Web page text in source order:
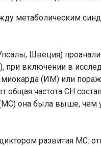
метаболическим
Швеция)
при включении в
(ИМ) или
общая частота СН
она была выше, чем
развития МС: